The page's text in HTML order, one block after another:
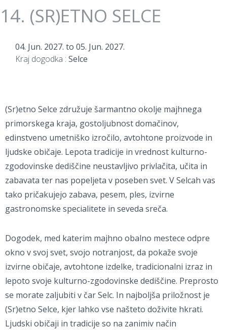
14. (SR)ETNO SELCE
04. Jun. 2027. to 05. Jun. 2027.
Kraj dogodka : Selce
(Sr)etno Selce združuje šarmantno okolje majhnega
primorskega kraja, gostoljubnost domačinov,
edinstveno umetniško izročilo, avtohtone proizvode in
ljudske običaje. Lepota tradicije in vrednost kulturno-
zgodovinske dediščine neustavljivo privlačita, učita in
zabavata ter nas popeljeta v poseben svet. V Selcah vas
tako pričakujejo zabava, pesem, ples, izvirne
gastronomske specialitete in seveda sreča.
Dogodek, med katerim majhno obalno mestece odpre
okno v svoj svet, svojo notranjost, da pokaže svoje
izvirne običaje, avtohtone izdelke, tradicionalni izraz in
lepoto svoje kulturno-zgodovinske dediščine. Preprosto
se morate zaljubiti v čar Selc. In najboljša priložnost je
(Sr)etno Selce, kjer lahko vse našteto doživite hkrati.
Ljudski običaji in tradicije so na zanimiv način